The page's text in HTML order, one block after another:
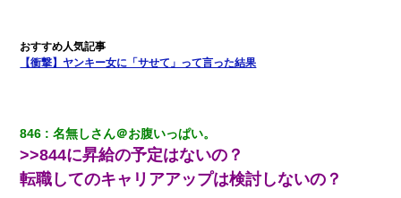
裁判官「お互いに最後に言いたいことはありますか」バカ夫
「…」A「夫を一発殴らせてほしい」裁判官「どうぞ」
10年ほど前、息子がまだ年中だった時に離婚したんだけど、一昨
年の暮れに突然息子が職場を訪ねてきた。
【衝撃】ヤンキー女に「サせて」って言った結果
846 名無しさん＠お腹いっぱい。
>>844に昇給の予定はないの？
転職してのキャリアアップは検討しないの？